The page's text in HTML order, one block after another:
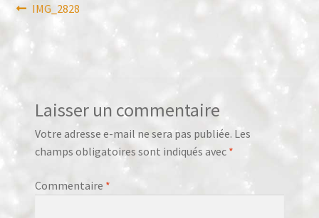
Navigation
de
l’article
Article
IMG_2828
Laisser un commentaire
Votre adresse e-mail ne sera pas publiée. Les
champs obligatoires sont indiqués avec *
Commentaire *